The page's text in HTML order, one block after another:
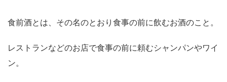
食前酒とは、その名のとおり食事の前に飲むお酒のこと。
レストランなどのお店で食事の前に頼むシャンパンやワイ
ン。